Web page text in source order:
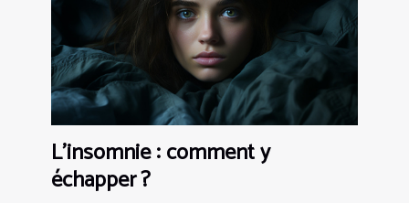
L’insomnie : comment y
échapper ?